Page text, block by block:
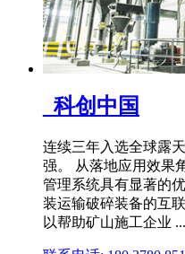
_科创中国
连续三年入选全球露
强。 从落地应用效果
管理系统具有显著的
装运输破碎装备的互
以帮助矿山施工企业 ...